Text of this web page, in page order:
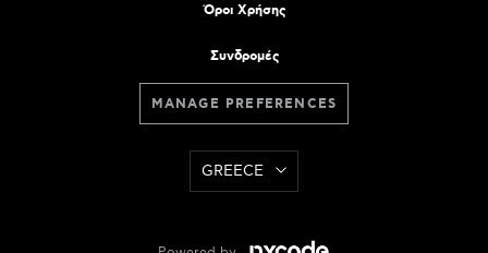
Όροι Χρήσης
Συνδρομές
MANAGE PREFERENCES
GREECE